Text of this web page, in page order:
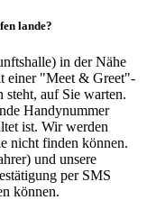
lande?
in der Nähe
einer "Meet & Greet"-
steht, auf Sie warten.
Handynummer
ist. Wir werden
nicht finden können.
und unsere
per SMS
können.